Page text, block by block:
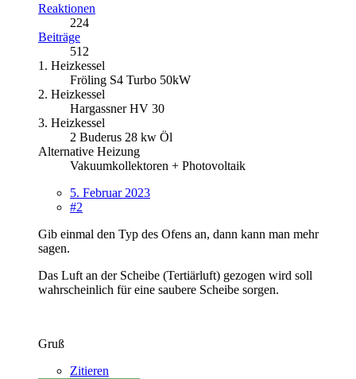
Reaktionen
224
Beiträge
512
1. Heizkessel
Fröling S4 Turbo 50kW
2. Heizkessel
Hargassner HV 30
3. Heizkessel
2 Buderus 28 kw Öl
Alternative Heizung
Vakuumkollektoren + Photovoltaik
5. Februar 2023
#2
Gib einmal den Typ des Ofens an, dann kann man mehr
sagen.
Das Luft an der Scheibe (Tertiärluft) gezogen wird soll
wahrscheinlich für eine saubere Scheibe sorgen.
Gruß
Zitieren